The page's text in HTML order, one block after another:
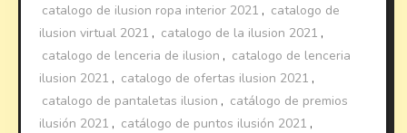
catalogo de ilusion ropa interior 2021 , catalogo de
ilusion virtual 2021 , catalogo de la ilusion 2021 ,
catalogo de lenceria de ilusion , catalogo de lenceria
ilusion 2021 , catalogo de ofertas ilusion 2021 ,
catalogo de pantaletas ilusion , catálogo de premios
ilusión 2021 , catálogo de puntos ilusión 2021 ,